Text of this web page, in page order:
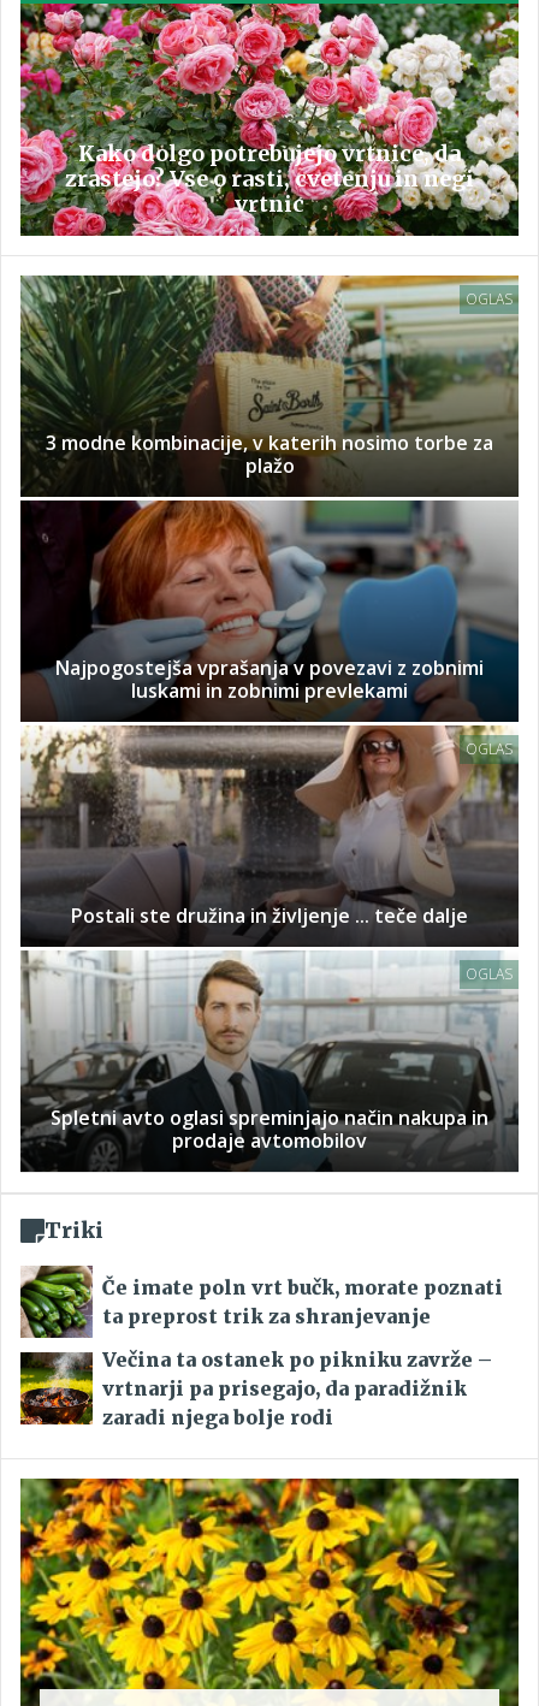
Kako dolgo potrebujejo vrtnice, da
zrastejo? Vse o rasti, cvetenju in negi
vrtnic
OGLAS
3 modne kombinacije, v katerih nosimo torbe za
plažo
Najpogostejša vprašanja v povezavi z zobnimi
luskami in zobnimi prevlekami
OGLAS
Postali ste družina in življenje ... teče dalje
OGLAS
Spletni avto oglasi spreminjajo način nakupa in
prodaje avtomobilov
Triki
Če imate poln vrt bučk, morate poznati
ta preprost trik za shranjevanje
Večina ta ostanek po pikniku zavrže –
vrtnarji pa prisegajo, da paradižnik
zaradi njega bolje rodi